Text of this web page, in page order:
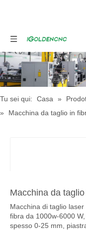
Tu sei qui: Casa »
»
Macchina da taglio in
Macchina da
Macchina di taglio
fibra da 1000w-6000
spesso 0-25 mm,